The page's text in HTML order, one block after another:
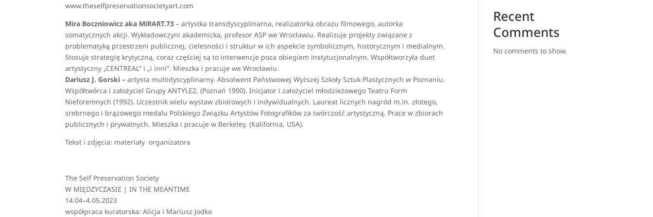
www.theselfpreservationsocietyart.com
Mira Boczniowicz aka MiRART.73 – artystka transdyscyplinarna, realizatorka obrazu filmowego, autorka
somatycznych akcji. Wykładowczyni akademicka, profesor ASP we Wrocławiu. Realizuje projekty związane z
problematyką przestrzeni publicznej, cielesności i struktur w ich aspekcie symbolicznym, historycznym i medialnym.
Stosuje strategię krytyczną, coraz częściej są to interwencje poza obiegiem instytucjonalnym. Współtworzyła duet
artystyczny „CENTREAL” i „i inni”. Mieszka i pracuje we Wrocławiu.
Dariusz J. Gorski –artysta multidyscyplinarny. Absolwent Państwowej Wyższej Szkoły Sztuk Plastycznych w Poznaniu.
Współtwórca i założyciel Grupy ANTYLE2, (Poznań 1990). Inicjator i założyciel młodzieżowego Teatru Form
Nieforemnych (1992). Uczestnik wielu wystaw zbiorowych i indywidualnych. Laureat licznych nagród m.in. złotego,
srebrnego i brązowego medalu Polskiego Związku Artystów Fotografików za twórczość artystyczną. Prace w zbiorach
publicznych i prywatnych. Mieszka i pracuje w Berkeley, (Kalifornia, USA).
Tekst i zdjęcia: materiały organizatora
The Self Preservation Society
W MIĘDZYCZASIE | IN THE MEANTIME
14.04–4.05.2023
współpraca kuratorska: Alicja i Mariusz Jodko
Recent
Comments
No comments to show.